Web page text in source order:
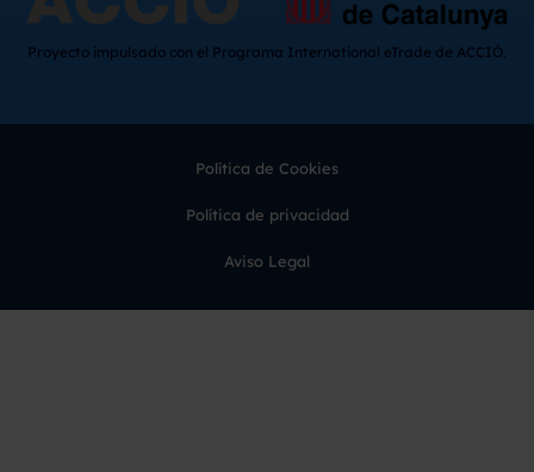
Proyecto impulsado con el Programa International eTrade de ACCIÓ.
Política de Cookies
Política de privacidad
Aviso Legal